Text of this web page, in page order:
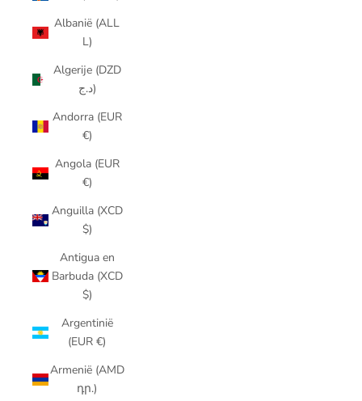
Albanië (ALL
L)
Algerije (DZD
د.ج)
Andorra (EUR
€)
Angola (EUR
€)
Anguilla (XCD
$)
Antigua en
Barbuda (XCD
$)
Argentinië
(EUR €)
Armenië (AMD
դր.)